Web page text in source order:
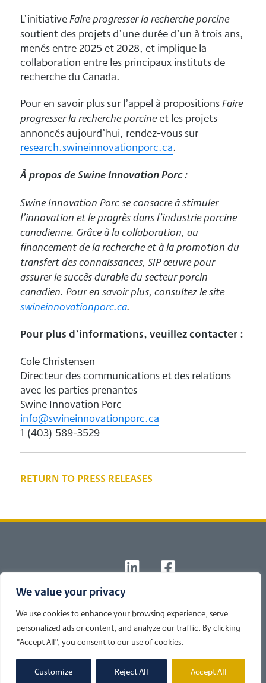
We value your privacy
We use cookies to enhance your browsing experience, serve
personalized ads or content, and analyze our traffic. By clicking
"Accept All", you consent to our use of cookies.
Customize Reject All Accept All
L’initiativeFaire progresser la recherche porcine
soutient des projets d’une durée d’un à trois ans,
menés entre 2025 et 2028, et implique la
collaboration entre les principaux instituts de
recherche du Canada.
Pour en savoir plus sur l’appel à propositionsFaire
progresser la recherche porcineet les projets
annoncés aujourd’hui, rendez-vous sur
research.swineinnovationporc.ca.
À propos de Swine Innovation Porc :
Swine Innovation Porc se consacre à stimuler
l’innovation et le progrès dans l’industrie porcine
canadienne. Grâce à la collaboration, au
financement de la recherche et à la promotion du
transfert des connaissances, SIP œuvre pour
assurer le succès durable du secteur porcin
canadien. Pour en savoir plus, consultez le site
swineinnovationporc.ca.
Pour plus d’informations, veuillez contacter :
Cole Christensen
Directeur des communications et des relations
avec les parties prenantes
Swine Innovation Porc
info@swineinnovationporc.ca
1 (403) 589-3529
RETURN TO PRESS RELEASES
© 2026 Newsline powered byCole's Ag Communications
Policy
Developed by Cole's Ag